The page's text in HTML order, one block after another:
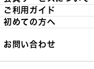
ご利用ガイド
初めての方へ
お問い合わせ